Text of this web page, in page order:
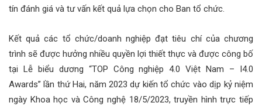
tín đánh giá và tư vấn kết quả lựa chọn cho Ban tổ chức.
Kết quả các tổ chức/doanh nghiệp đạt tiêu chí của chương
trình sẽ được hưởng nhiều quyền lợi thiết thực và được công bố
tại Lễ biểu dương “TOP Công nghiệp 4.0 Việt Nam – I4.0
Awards” lần thứ Hai, năm 2023 dự kiến tổ chức vào dịp kỷ niệm
ngày Khoa học và Công nghệ 18/5/2023, truyền hình trực tiếp